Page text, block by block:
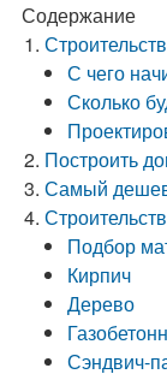
Содержание
С чего
Сколько
Построить
Самый
Подбор
Кирпич
Дерево
Сэндвич-